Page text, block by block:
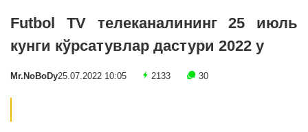
Futbol TV телеканалининг 25 июль
кунги кўрсатувлар дастури 2022 y
Mr.NoBoDy25.07.2022 10:05 2133 30